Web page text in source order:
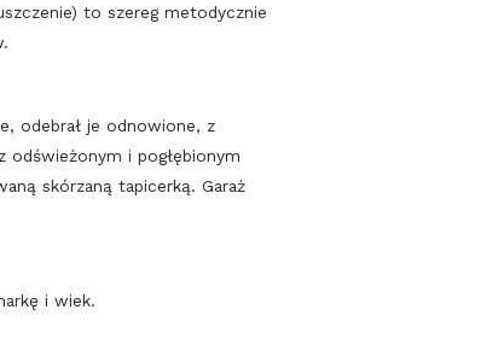
to szereg metodycznie
odebrał je odnowione, z
i pogłębionym
skórzaną tapicerką. Garaż
i wiek.